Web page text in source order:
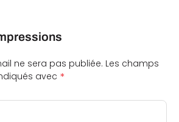
ne sera pas publiée. Les champs
avec *